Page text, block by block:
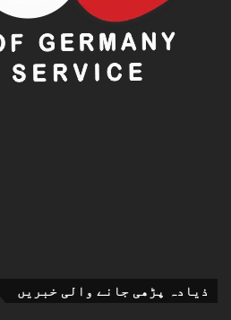
ذیادہ پڑھی جانے والی خبریں